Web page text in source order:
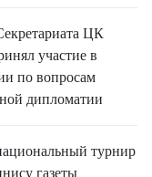
ЦК
участие в
по вопросам
дипломатии
турнир
газеты